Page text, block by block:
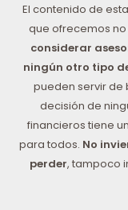
El contenido de
que ofrecemos
considerar
ningún otro tipo
pueden servir de
decisión de
financieros tiene
para todos. No
perder, tampoco